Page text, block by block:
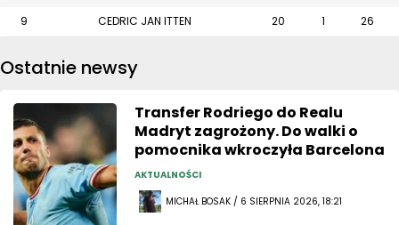
9
CEDRIC JAN ITTEN 20 1 26
Ostatnie newsy
Transfer Rodriego do Realu
Madryt zagrożony. Do walki o
pomocnika wkroczyła Barcelona
AKTUALNOŚCI
MICHAŁ BOSAK / 6 SIERPNIA 2026, 18:21